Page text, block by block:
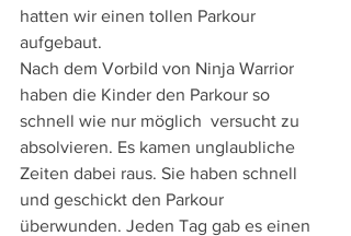
hatten wir einen tollen Parkour
aufgebaut.
Nach dem Vorbild von Ninja Warrior
haben die Kinder den Parkour so
schnell wie nur möglich  versucht zu
absolvieren. Es kamen unglaubliche
Zeiten dabei raus. Sie haben schnell
und geschickt den Parkour
überwunden. Jeden Tag gab es einen